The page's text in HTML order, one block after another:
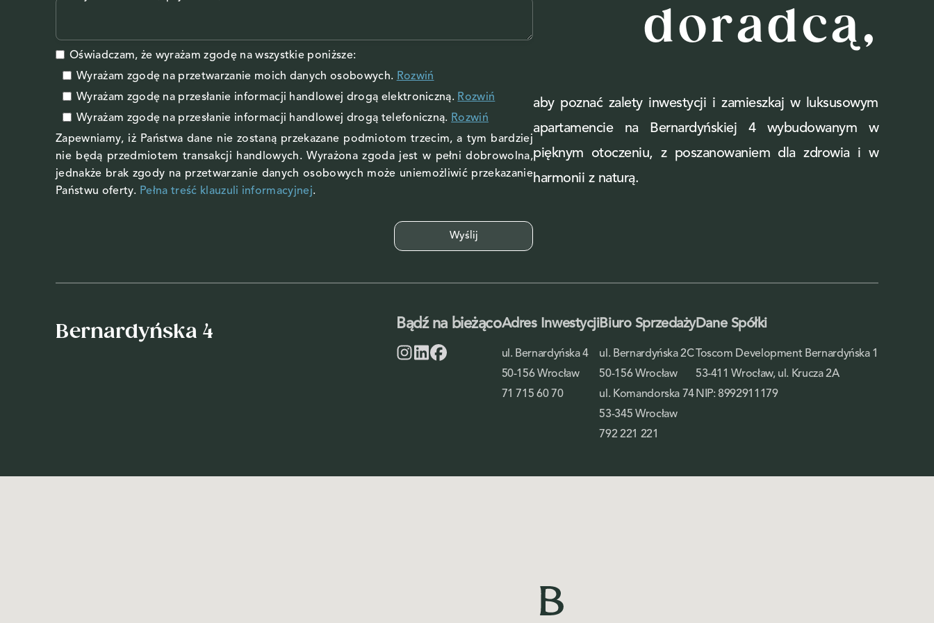
Oświadczam, że wyrażam zgodę na wszystkie poniższe:
Wyrażam zgodę na przetwarzanie moich danych osobowych. Rozwiń
Wyrażam zgodę na przesłanie informacji handlowej drogą elektroniczną. Rozwiń
Wyrażam zgodę na przesłanie informacji handlowej drogą telefoniczną. Rozwiń
Zapewniamy, iż Państwa dane nie zostaną przekazane podmiotom trzecim, a tym bardziej
nie będą przedmiotem transakcji handlowych. Wyrażona zgoda jest w pełni dobrowolna,
jednakże brak zgody na przetwarzanie danych osobowych może uniemożliwić przekazanie
Państwu oferty. Pełna treść klauzuli informacyjnej.
doradcą,
aby poznać zalety inwestycji i zamieszkaj w luksusowym
apartamencie na Bernardyńskiej 4 wybudowanym w
pięknym otoczeniu, z poszanowaniem dla zdrowia i w
harmonii z naturą.
Bernardyńska 4 Bądź na bieżącoAdres Inwestycji
ul. Bernardyńska 4
50-156 Wrocław
71 715 60 70
Biuro Sprzedaży
ul. Bernardyńska 2C
50-156 Wrocław
ul. Komandorska 74
53-345 Wrocław
792 221 221
Dane Spółki
Toscom Development Bernardyńska 1
53-411 Wrocław, ul. Krucza 2A
NIP: 8992911179